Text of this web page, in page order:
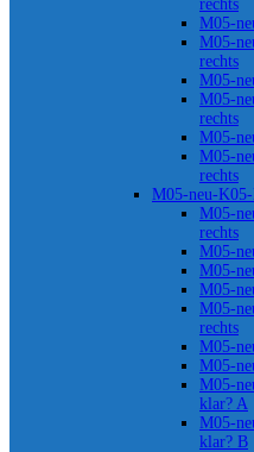
rechts
M05-
M05-
rechts
M05-
M05-
rechts
M05-
M05-
rechts
M05-neu-
M05-
rechts
M05-
M05-
M05-
M05-
rechts
M05-
M05-
M05-
klar? A
M05-
klar? B